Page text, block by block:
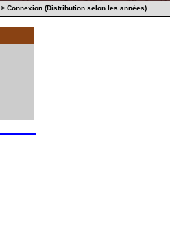
> Connexion (Distribution selon les années)